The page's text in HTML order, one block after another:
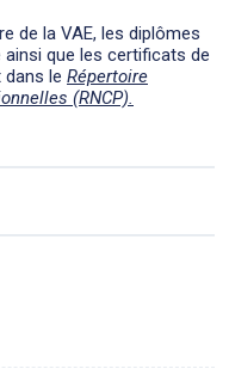
de la VAE, les diplômes
que les certificats de
dans le Répertoire
(RNCP).